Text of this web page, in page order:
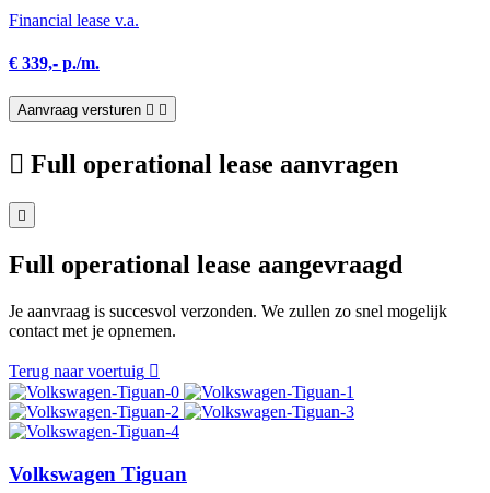
Financial lease v.a.
€ 339,- p./m.
Aanvraag versturen
Full operational lease aanvragen
Full operational lease aangevraagd
Je aanvraag is succesvol verzonden. We zullen zo snel mogelijk
contact met je opnemen.
Terug naar voertuig
Volkswagen Tiguan